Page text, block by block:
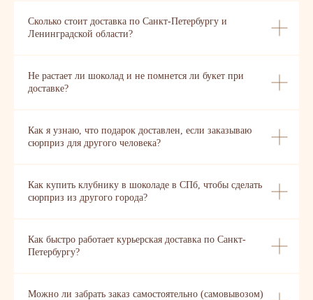
Сколько стоит доставка по Санкт-Петербургу и
Ленинградской области?
Не растает ли шоколад и не помнется ли букет при
доставке?
Как я узнаю, что подарок доставлен, если заказываю
сюрприз для другого человека?
Как купить клубнику в шоколаде в СПб, чтобы сделать
сюрприз из другого города?
Как быстро работает курьерская доставка по Санкт-
Петербургу?
Можно ли забрать заказ самостоятельно (самовывозом)